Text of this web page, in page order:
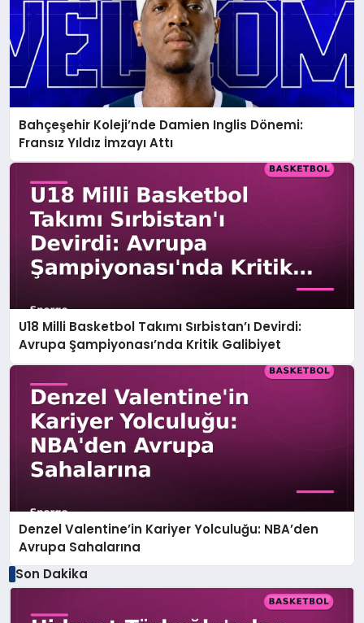
Bahçeşehir Koleji’nde Damien Inglis Dönemi:
Fransız Yıldız İmzayı Attı
U18 Milli Basketbol Takımı Sırbistan’ı Devirdi:
Avrupa Şampiyonası’nda Kritik Galibiyet
Denzel Valentine’in Kariyer Yolculuğu: NBA’den
Avrupa Sahalarına
Son Dakika